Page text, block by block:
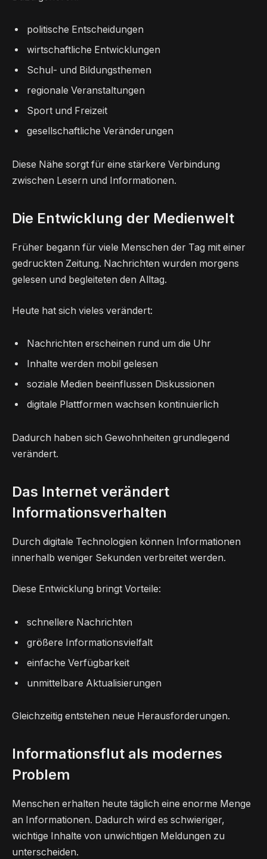
politische Entscheidungen
wirtschaftliche Entwicklungen
Schul- und Bildungsthemen
regionale Veranstaltungen
Sport und Freizeit
gesellschaftliche Veränderungen
Diese Nähe sorgt für eine stärkere Verbindung
zwischen Lesern und Informationen.
Die Entwicklung der Medienwelt
Früher begann für viele Menschen der Tag mit einer
gedruckten Zeitung. Nachrichten wurden morgens
gelesen und begleiteten den Alltag.
Heute hat sich vieles verändert:
Nachrichten erscheinen rund um die Uhr
Inhalte werden mobil gelesen
soziale Medien beeinflussen Diskussionen
digitale Plattformen wachsen kontinuierlich
Dadurch haben sich Gewohnheiten grundlegend
verändert.
Das Internet verändert
Informationsverhalten
Durch digitale Technologien können Informationen
innerhalb weniger Sekunden verbreitet werden.
Diese Entwicklung bringt Vorteile:
schnellere Nachrichten
größere Informationsvielfalt
einfache Verfügbarkeit
unmittelbare Aktualisierungen
Gleichzeitig entstehen neue Herausforderungen.
Informationsflut als modernes
Problem
Menschen erhalten heute täglich eine enorme Menge
an Informationen. Dadurch wird es schwieriger,
wichtige Inhalte von unwichtigen Meldungen zu
unterscheiden.